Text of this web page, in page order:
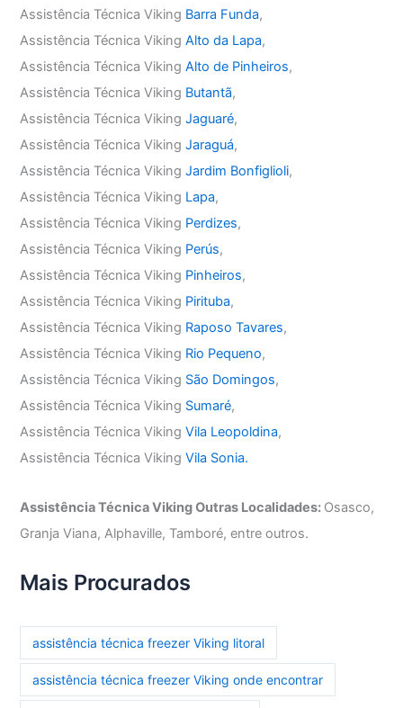
Assistência Técnica Viking Barra Funda,
Assistência Técnica VikingAlto da Lapa,
Assistência Técnica VikingAlto de Pinheiros,
Assistência Técnica Viking Butantã,
Assistência Técnica VikingJaguaré,
Assistência Técnica VikingJaraguá,
Assistência Técnica VikingJardim Bonfiglioli,
Assistência Técnica Viking Lapa,
Assistência Técnica Viking Perdizes,
Assistência Técnica Viking Perús,
Assistência Técnica Viking Pinheiros,
Assistência Técnica Viking Pirituba,
Assistência Técnica Viking Raposo Tavares,
Assistência Técnica Viking Rio Pequeno,
Assistência Técnica Viking São Domingos,
Assistência Técnica Viking Sumaré,
Assistência Técnica VikingVila Leopoldina,
Assistência Técnica VikingVila Sonia.
Assistência Técnica Viking Outras Localidades: Osasco,
Granja Viana, Alphaville, Tamboré, entre outros.
Mais Procurados
assistência técnica freezer Viking litoral
assistência técnica freezer Viking onde encontrar